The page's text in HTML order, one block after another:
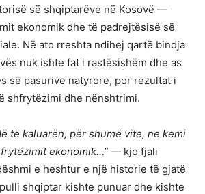
së shqiptarëve në Kosovë —
ekonomik dhe të padrejtësisë së
Në ato rreshta ndihej qartë bindja
nuk ishte fat i rastësishëm dhe as
së pasurive natyrore, por rezultat i
shfrytëzimi dhe nënshtrimi.
të kaluarën, për shumë vite, ne kemi
ekonomik…” — kjo fjali
e heshtur e një historie të gjatë
shqiptar kishte punuar dhe kishte